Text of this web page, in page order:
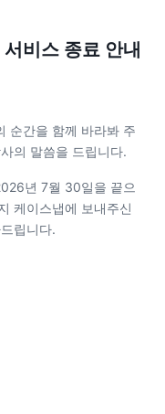
비스 종료 안내
순간을 함께 바라봐 주
의 말씀을 드립니다.
년 7월 30일을 끝으
케이스냅에 보내주신
립니다.